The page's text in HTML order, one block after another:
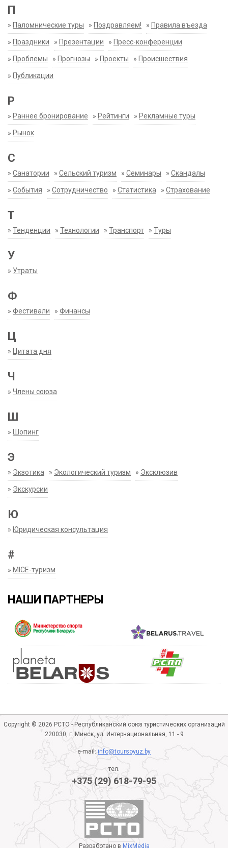
П
» Паломнические туры » Поздравляем! » Правила въезда
» Праздники » Презентации » Пресс-конференции
» Проблемы » Прогнозы » Проекты » Происшествия
» Публикации
Р
» Раннее бронирование » Рейтинги » Рекламные туры
» Рынок
С
» Санатории » Сельский туризм » Семинары » Скандалы
» События » Сотрудничество » Статистика » Страхование
Т
» Тенденции » Технологии » Транспорт » Туры
У
» Утраты
Ф
» Фестивали » Финансы
Ц
» Цитата дня
Ч
» Члены союза
Ш
» Шопинг
Э
» Экзотика » Экологический туризм » Эксклюзив
» Экскурсии
Ю
» Юридическая консультация
#
» MICE-туризм
НАШИ ПАРТНЕРЫ
Copyright © 2026 РСТО - Республиканский союз туристических организаций
220030, г. Минск, ул. Интернациональная, 11 - 9
e-mail:info@toursoyuz.by
тел.
+375 (29) 618-79-95
Разработано в MixMedia